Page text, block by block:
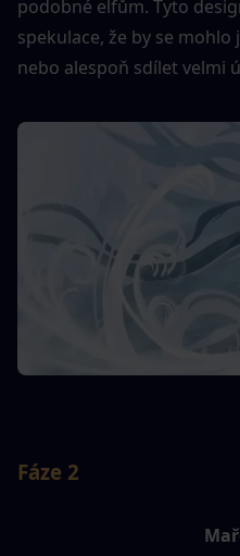
podobné elfům. Tyto
spekulace, že by se
nebo alespoň sdílet velmi
Fáze 2